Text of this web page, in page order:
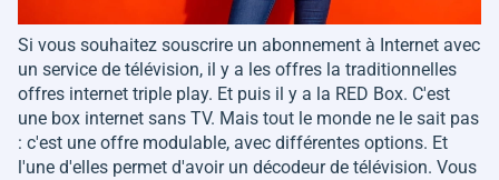
Si vous souhaitez souscrire un abonnement à Internet avec
un service de télévision, il y a les offres la traditionnelles
offres internet triple play. Et puis il y a la RED Box. C'est
une box internet sans TV. Mais tout le monde ne le sait pas
: c'est une offre modulable, avec différentes options. Et
l'une d'elles permet d'avoir un décodeur de télévision. Vous